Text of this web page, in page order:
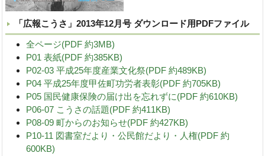
「広報こうさ」2013年12月号 ダウンロード用PDFファイル
全ページ(PDF 約3MB)
P01 表紙(PDF 約385KB)
P02-03 平成25年度産業文化祭(PDF 約489KB)
P04 平成25年度甲佐町功労者表彰(PDF 約705KB)
P05 国民健康保険の届け出を忘れずに(PDF 約610KB)
P06-07 こうさの話題(PDF 約411KB)
P08-09 町からのお知らせ(PDF 約427KB)
P10-11 図書室だより・公民館だより・人権(PDF 約
600KB)